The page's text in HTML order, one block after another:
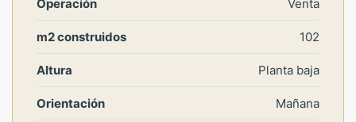
Operación Venta
m2 construidos 102
Altura Planta baja
Orientación Mañana